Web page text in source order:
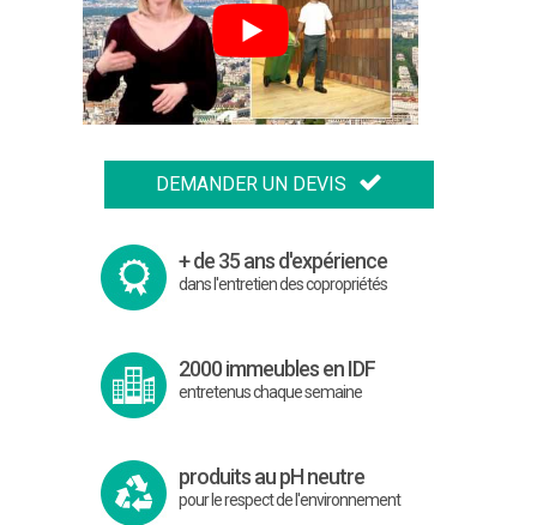
DEMANDER UN DEVIS
+ de 35 ans d'expérience
dans l'entretien des copropriétés
2000 immeubles en IDF
entretenus chaque semaine
produits au pH neutre
pour le respect de l'environnement